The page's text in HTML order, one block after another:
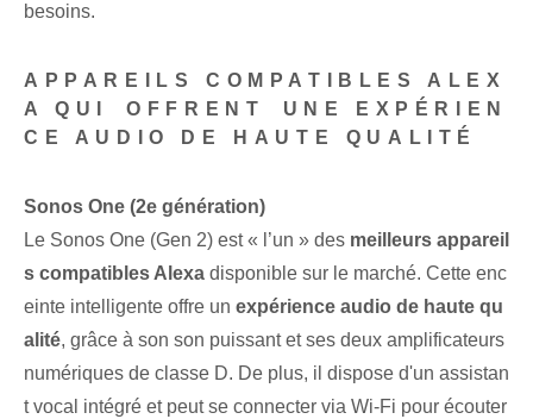
besoins.
APPAREILS COMPATIBLES ALEX
A QUI ⁣OFFRENT⁤ UNE EXPÉRIEN
CE AUDIO DE HAUTE QUALITÉ
Sonos One (2e génération)
Le Sonos ​One (Gen ⁤2) est « l’un » des meilleurs appareil
s compatibles Alexa disponible sur le marché.​ Cette enc
einte intelligente offre un expérience ⁤audio ⁤de haute qu
alité, grâce à son son puissant et ses deux amplificateurs
numériques de classe D. De plus, il dispose d'un assistan
t vocal intégré et peut se connecter via Wi-Fi pour écouter